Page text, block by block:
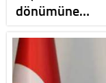
dönümüne…